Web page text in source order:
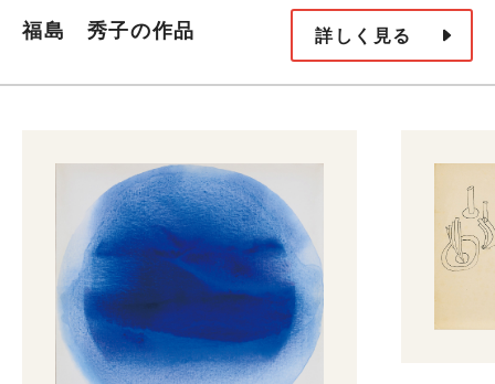
福島 秀子の作品 詳しく見る